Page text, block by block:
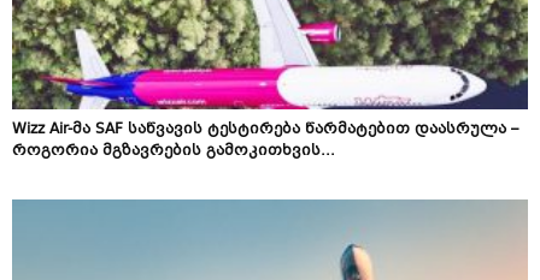
Wizz Air-მა SAF საწვავის ტესტირება წარმატებით დაასრულა –
როგორია მგზავრების გამოკითხვის...